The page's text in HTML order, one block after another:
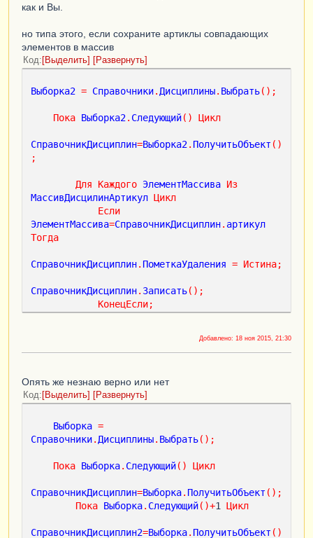
как и Вы.
но типа этого, если сохраните артиклы совпадающих
элементов в массив
Код Выделить Развернуть
Выборка2 = Справочники. Дисциплины. Выбрать();
Пока Выборка2. Следующий() Цикл
СправочникДисциплин=Выборка2. ПолучитьОбъект ()
;
Для Каждого ЭлементМассива Из
МассивДисцилинАртикул Цикл
Если
ЭлементМассива=СправочникДисциплин. артикул
Тогда
СправочникДисциплин. ПометкаУдаления = Истина;
СправочникДисциплин. Записать();
КонецЕсли;
Добавлено: 18 ноя 2015, 21:30
Опять же незнаю верно или нет
Код Выделить Развернуть
Выборка =
Справочники. Дисциплины. Выбрать();
Пока Выборка. Следующий() Цикл
СправочникДисциплин=Выборка. ПолучитьОбъект ();
Пока Выборка. Следующий()+1 Цикл
СправочникДисциплин2=Выборка. ПолучитьОбъект ()